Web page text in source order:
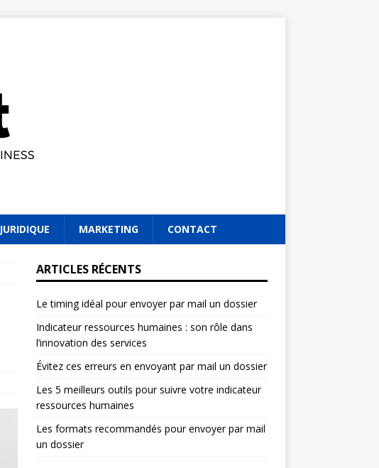
JURIDIQUE MARKETING CONTACT
ARTICLES RÉCENTS
Le timing idéal pour envoyer par mail un dossier
Indicateur ressources humaines : son rôle dans
l’innovation des services
Évitez ces erreurs en envoyant par mail un dossier
Les 5 meilleurs outils pour suivre votre indicateur
ressources humaines
Les formats recommandés pour envoyer par mail
un dossier